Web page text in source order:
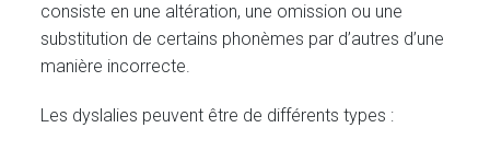
consiste en une altération, une omission ou une
substitution de certains phonèmes par d’autres d’une
manière incorrecte.
Les dyslalies peuvent être de différents types :